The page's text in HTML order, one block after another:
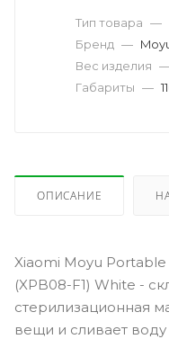
Тип товара —
Бренд —
Вес изделия
Габариты —
ОПИСАНИЕ
Xiaomi Moyu
(XPB08-F1) White -
стерилизационная
вещи и сливает